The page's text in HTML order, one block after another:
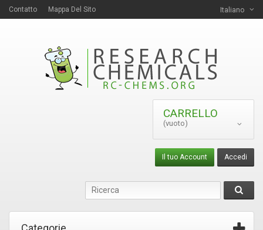
Italiano
Contatto Mappa Del Sito
CARRELLO
(vuoto)
Accedi
Il tuo Account